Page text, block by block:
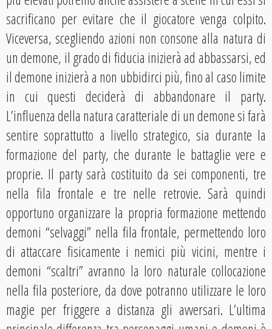
sacrificano per evitare che il giocatore venga colpito.
Viceversa, scegliendo azioni non consone alla natura di
un demone, il grado di fiducia inizierà ad abbassarsi, ed
il demone inizierà a non ubbidirci più, fino al caso limite
in cui questi deciderà di abbandonare il party.
L’influenza della natura caratteriale di un demone si farà
sentire soprattutto a livello strategico, sia durante la
formazione del party, che durante le battaglie vere e
proprie. Il party sarà costituito da sei componenti, tre
nella fila frontale e tre nelle retrovie. Sarà quindi
opportuno organizzare la propria formazione mettendo
demoni “selvaggi” nella fila frontale, permettendo loro
di attaccare fisicamente i nemici più vicini, mentre i
demoni “scaltri” avranno la loro naturale collocazione
nella fila posteriore, da dove potranno utilizzare le loro
magie per friggere a distanza gli avversari. L’ultima